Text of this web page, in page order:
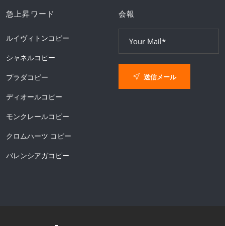
急上昇ワード
ルイヴィトンコピー
シャネルコピー
プラダコピー
ディオールコピー
モンクレールコピー
クロムハーツ コピー
バレンシアガコピー
会報
送信メール